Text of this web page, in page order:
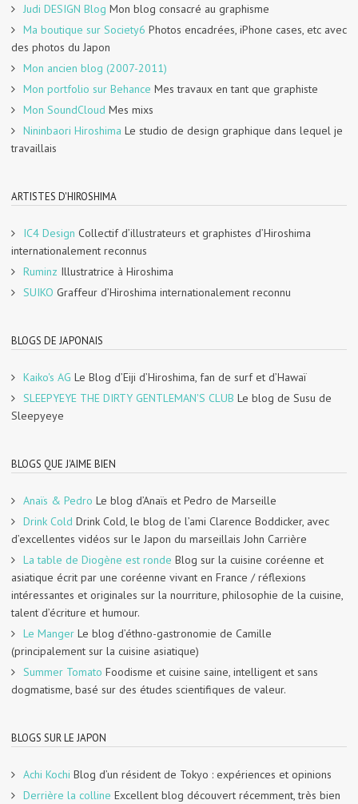
Judi DESIGN Blog Mon blog consacré au graphisme
Ma boutique sur Society6 Photos encadrées, iPhone cases, etc avec
des photos du Japon
Mon ancien blog (2007-2011)
Mon portfolio sur Behance Mes travaux en tant que graphiste
Mon SoundCloud Mes mixs
Nininbaori Hiroshima Le studio de design graphique dans lequel je
travaillais
ARTISTES D'HIROSHIMA
IC4 Design Collectif d’illustrateurs et graphistes d’Hiroshima
internationalement reconnus
Ruminz Illustratrice à Hiroshima
SUIKO Graffeur d’Hiroshima internationalement reconnu
BLOGS DE JAPONAIS
Kaiko's AG Le Blog d’Eiji d’Hiroshima, fan de surf et d’Hawaï
SLEEPYEYE THE DIRTY GENTLEMAN'S CLUB Le blog de Susu de
Sleepyeye
BLOGS QUE J'AIME BIEN
Anaïs & Pedro Le blog d’Anaïs et Pedro de Marseille
Drink Cold Drink Cold, le blog de l’ami Clarence Boddicker, avec
d’excellentes vidéos sur le Japon du marseillais John Carrière
La table de Diogène est ronde Blog sur la cuisine coréenne et
asiatique écrit par une coréenne vivant en France / réflexions
intéressantes et originales sur la nourriture, philosophie de la cuisine,
talent d’écriture et humour.
Le Manger Le blog d’éthno-gastronomie de Camille
(principalement sur la cuisine asiatique)
Summer Tomato Foodisme et cuisine saine, intelligent et sans
dogmatisme, basé sur des études scientifiques de valeur.
BLOGS SUR LE JAPON
Achi Kochi Blog d’un résident de Tokyo : expériences et opinions
Derrière la colline Excellent blog découvert récemment, très bien